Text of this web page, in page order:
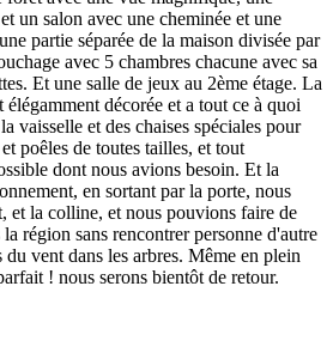
un salon avec une cheminée et une
partie séparée de la maison divisée par
avec 5 chambres chacune avec sa
Et une salle de jeux au 2ème étage. La
élégamment décorée et a tout ce à quoi
vaisselle et des chaises spéciales pour
poêles de toutes tailles, et tout
dont nous avions besoin. Et la
en sortant par la porte, nous
et la colline, et nous pouvions faire de
région sans rencontrer personne d'autre
du vent dans les arbres. Même en plein
! nous serons bientôt de retour.